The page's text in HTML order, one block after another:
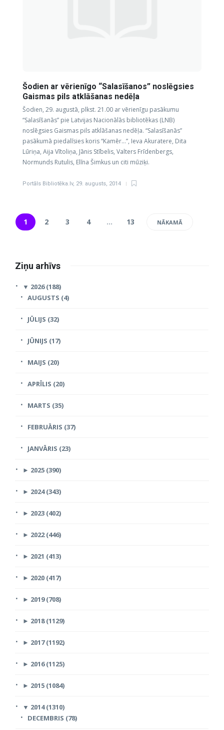
Šodien ar vērienīgo “Salasīšanos” noslēgsies
Gaismas pils atklāšanas nedēļa
Šodien, 29. augustā, plkst. 21.00 ar vērienīgu pasākumu
“Salasīšanās” pie Latvijas Nacionālās bibliotēkas (LNB)
noslēgsies Gaismas pils atklāšanas nedēļa. “Salasīšanās”
pasākumā piedalīsies koris “Kamēr…”, Ieva Akuratere, Dita
Lūriņa, Aija Vītoliņa, Jānis Stībelis, Valters Frīdenbergs,
Normunds Rutulis, Elīna Šimkus un citi mūziķi.
Portāls Bibliotēka.lv, 29. augusts, 2014
1 2 3 4 … 13 NĀKAMĀ
Ziņu arhīvs
▼ 2026 (188)
AUGUSTS (4)
JŪLIJS (32)
JŪNIJS (17)
MAIJS (20)
APRĪLIS (20)
MARTS (35)
FEBRUĀRIS (37)
JANVĀRIS (23)
► 2025 (390)
► 2024 (343)
► 2023 (402)
► 2022 (446)
► 2021 (413)
► 2020 (417)
► 2019 (708)
► 2018 (1129)
► 2017 (1192)
► 2016 (1125)
► 2015 (1084)
▼ 2014 (1310)
DECEMBRIS (78)